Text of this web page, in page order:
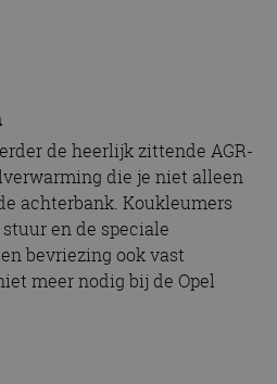
de heerlijk zittende AGR-
die je niet alleen
achterbank. Koukleumers
en de speciale
bevriezing ook vast
meer nodig bij de Opel